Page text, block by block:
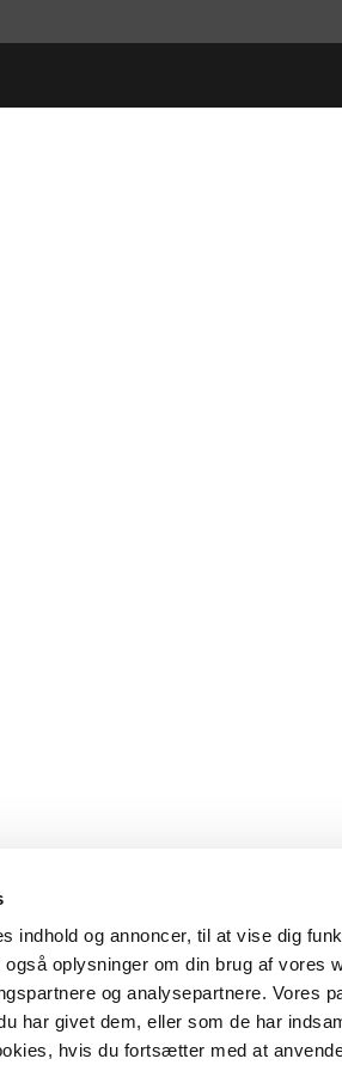
indhold og annoncer, til at vise dig
oplysninger om din brug af vores
og analysepartnere. Vores
har givet dem, eller som de har
hvis du fortsætter med at